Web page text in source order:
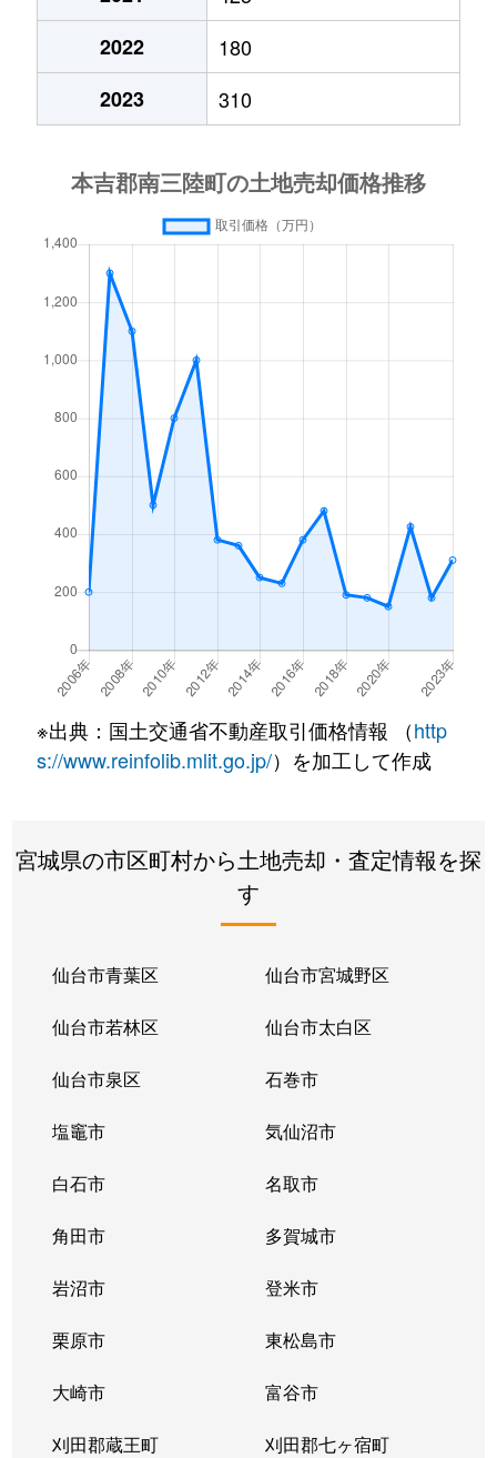
2022
180
2023
310
※出典：国土交通省不動産取引価格情報 （http
s://www.reinfolib.mlit.go.jp/）を加工して作成
宮城県の市区町村から土地売却・査定情報を探
す
仙台市青葉区 仙台市宮城野区
仙台市若林区 仙台市太白区
仙台市泉区 石巻市
塩竈市 気仙沼市
白石市 名取市
角田市 多賀城市
岩沼市 登米市
栗原市 東松島市
大崎市 富谷市
刈田郡蔵王町 刈田郡七ヶ宿町